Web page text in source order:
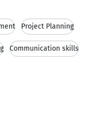
Project Planning
Communication skills